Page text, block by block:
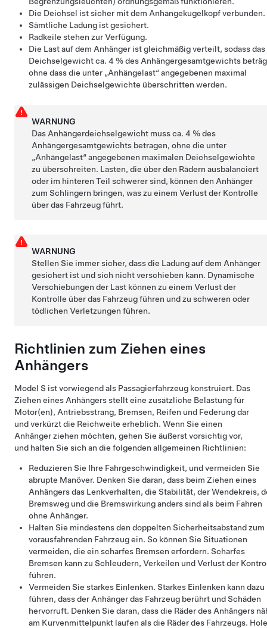
Die Deichsel ist sicher mit dem Anhängekugelkopf verbunden.
Sämtliche Ladung ist gesichert.
Radkeile stehen zur Verfügung.
Die Last auf dem Anhänger ist gleichmäßig verteilt, sodass das
Deichselgewicht ca. 4 % des Anhängergesamtgewichts
ohne dass die unter „Anhängelast“ angegebenen maximal
zulässigen Deichselgewichte überschritten werden.
WARNUNG
Das Anhängerdeichselgewicht muss ca. 4 % des
Anhängergesamtgewichts betragen, ohne die unter
„Anhängelast“ angegebenen maximalen Deichselgewichte
zu überschreiten. Lasten, die über den Rädern ausbalanciert
oder im hinteren Teil schwerer sind, können den Anhänger
zum Schlingern bringen, was zu einem Verlust der Kontrolle
über das Fahrzeug führt.
WARNUNG
Stellen Sie immer sicher, dass die Ladung auf dem Anhänger
gesichert ist und sich nicht verschieben kann. Dynamische
Verschiebungen der Last können zu einem Verlust der
Kontrolle über das Fahrzeug führen und zu schweren oder
tödlichen Verletzungen führen.
Richtlinien zum Ziehen eines
Anhängers
Model S ist vorwiegend als Passagierfahrzeug konstruiert. Das
Ziehen eines Anhängers stellt eine zusätzliche Belastung für
Motor(en), Antriebsstrang, Bremsen, Reifen und Federung dar
und verkürzt die Reichweite erheblich. Wenn Sie einen
Anhänger ziehen möchten, gehen Sie äußerst vorsichtig vor,
und halten Sie sich an die folgenden allgemeinen Richtlinien:
Reduzieren Sie Ihre Fahrgeschwindigkeit, und vermeiden Sie
abrupte Manöver. Denken Sie daran, dass beim Ziehen eines
Anhängers das Lenkverhalten, die Stabilität, der Wendekreis,
Bremsweg und die Bremswirkung anders sind als beim Fahren
ohne Anhänger.
Halten Sie mindestens den doppelten Sicherheitsabstand zum
vorausfahrenden Fahrzeug ein. So können Sie Situationen
vermeiden, die ein scharfes Bremsen erfordern. Scharfes
Bremsen kann zu Schleudern, Verkeilen und Verlust der
führen.
Vermeiden Sie starkes Einlenken. Starkes Einlenken kann dazu
führen, dass der Anhänger das Fahrzeug berührt und Schäden
hervorruft. Denken Sie daran, dass die Räder des Anhängers
am Kurvenmittelpunkt laufen als die Räder des Fahrzeugs.